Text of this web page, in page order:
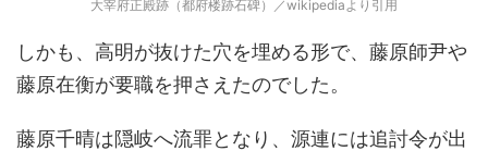
大宰府正殿跡（都府楼跡石碑）／wikipediaより引用
しかも、高明が抜けた穴を埋める形で、藤原師尹や
藤原在衡が要職を押さえたのでした。
藤原千晴は隠岐へ流罪となり、源連には追討令が出